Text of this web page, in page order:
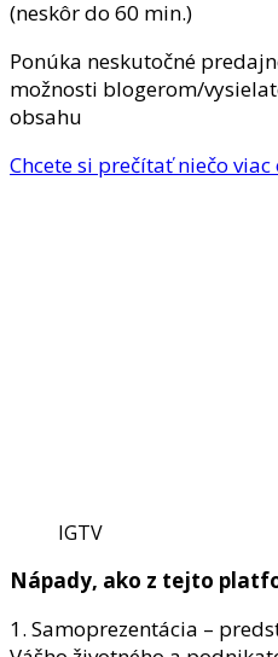
(neskôr do 60 min.)
Ponúka neskutočné
možnosti blogerom/
obsahu
Chcete si prečítať niečo
IGTV
Nápady, ako z tejto
1. Samoprezentácia –